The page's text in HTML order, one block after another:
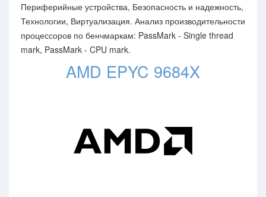
Периферийные устройства, Безопасность и надежность,
Технологии, Виртуализация. Анализ производительности
процессоров по бенчмаркам: PassMark - Single thread
mark, PassMark - CPU mark.
AMD EPYC 9684X